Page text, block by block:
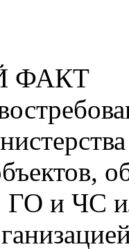
ФАКТ
ГО и ЧС